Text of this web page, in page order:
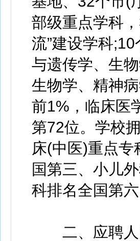
部级重点学科
流”建设学科
与遗传学、生
生物学、精神
前1%，临床医
第72位。学校
床(中医)重点
国第三、小儿
科排名全国第
二、应聘人